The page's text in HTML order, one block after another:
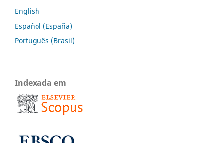
English
Español (España)
Português (Brasil)
Indexada em